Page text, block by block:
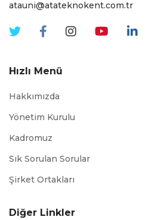
atauni@atateknokent.com.tr
Hızlı Menü
Hakkımızda
Yönetim Kurulu
Kadromuz
Sık Sorulan Sorular
Şirket Ortakları
Diğer Linkler